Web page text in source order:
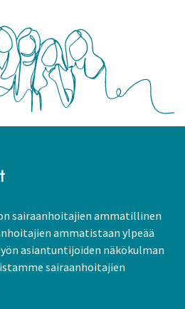
sairaanhoitajien ammatillinen
ammatistaan ylpeää
asiantuntijoiden näkökulman
sairaanhoitajien